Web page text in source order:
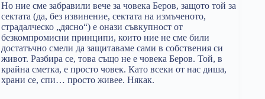
Но ние сме забравили вече за човека Беров, защото той за
сектата (да, без извинение, сектата на измъченото,
страдалческо „дясно“) е онази съвкупност от
безкомпромисни принципи, които ние не сме били
достатъчно смели да защитаваме сами в собствения си
живот. Разбира се, това също не е човека Беров. Той, в
крайна сметка, е просто човек. Като всеки от нас диша,
храни се, спи… просто живее. Някак.